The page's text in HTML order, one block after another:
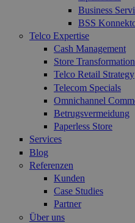
Business
BSS
Telco Expertise
Cash Management
Store Transformation
Telco Retail Strategy
Telecom Specials
Omnichannel
Betrugsvermeidung
Paperless Store
Services
Blog
Referenzen
Kunden
Case Studies
Partner
Über uns